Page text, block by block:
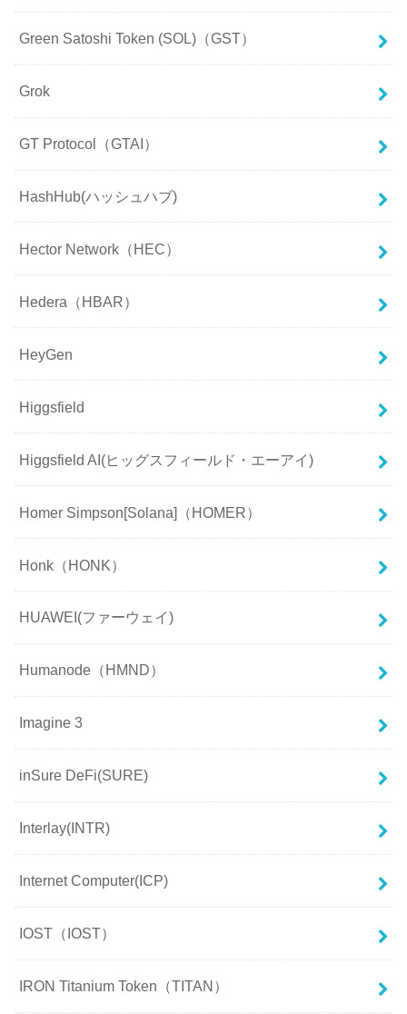
Green Satoshi Token (SOL)（GST）
Grok
GT Protocol（GTAI）
HashHub(ハッシュハブ)
Hector Network（HEC）
Hedera（HBAR）
HeyGen
Higgsfield
Higgsfield AI(ヒッグスフィールド・エーアイ)
Homer Simpson[Solana]（HOMER）
Honk（HONK）
HUAWEI(ファーウェイ)
Humanode（HMND）
Imagine 3
inSure DeFi(SURE)
Interlay(INTR)
Internet Computer(ICP)
IOST（IOST）
IRON Titanium Token（TITAN）